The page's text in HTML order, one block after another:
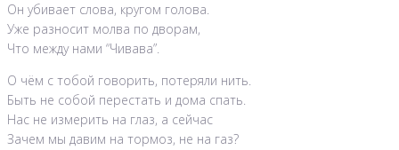
Он убивает слова, кругом голова.
Уже разносит молва по дворам,
Что между нами “Чивава”.
О чём с тобой говорить, потеряли нить.
Быть не собой перестать и дома спать.
Нас не измерить на глаз, а сейчас
Зачем мы давим на тормоз, не на газ?